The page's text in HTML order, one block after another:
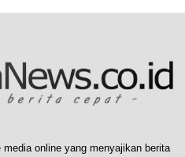
online yang menyajikan berita